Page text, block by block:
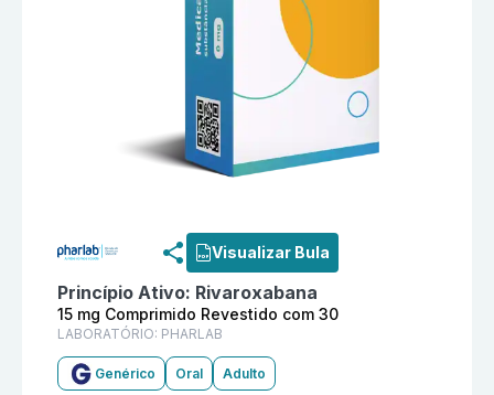
Visualizar Bula
Princípio Ativo: Rivaroxabana
15 mg Comprimido Revestido com 30
LABORATÓRIO: PHARLAB
Genérico Oral Adulto